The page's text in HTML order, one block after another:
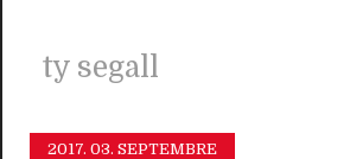
ty segall
2017. 03. SEPTEMBRE